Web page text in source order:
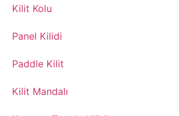
​Kilit Kolu
​Panel Kilidi
​Paddle Kilit
Kilit Mandalı​